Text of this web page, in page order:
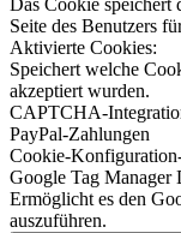
Das Cookie speichert
Seite des Benutzers
Aktivierte Cookies:
Speichert welche
akzeptiert wurden.
CAPTCHA-
PayPal-Zahlungen
Cookie-
Google Tag Manager
Ermöglicht es den
auszuführen.